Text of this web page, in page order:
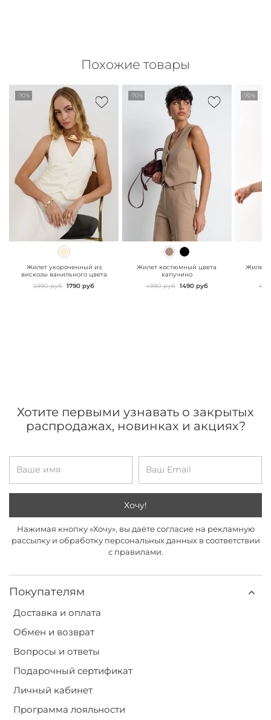
Похожие товары
-70%
" class="js-prevent-
Жилет укороченный из
вискозы ванильного цвета
5990 руб 1790 руб
-70%
" class="js-prevent-
Жилет костюмный цвета
капучино
4990 руб 1490 руб
-70%
Жилет
Покупателям
Доставка и оплата
Обмен и возврат
Вопросы и ответы
Подарочный сертификат
Личный кабинет
Программа лояльности
Хотите первыми узнавать о закрытых
распродажах, новинках и акциях?
Хочу!
Нажимая кнопку «Хочу», вы даёте согласие на рекламную
рассылку и обработку персональных данных в соответствии
с правилами.